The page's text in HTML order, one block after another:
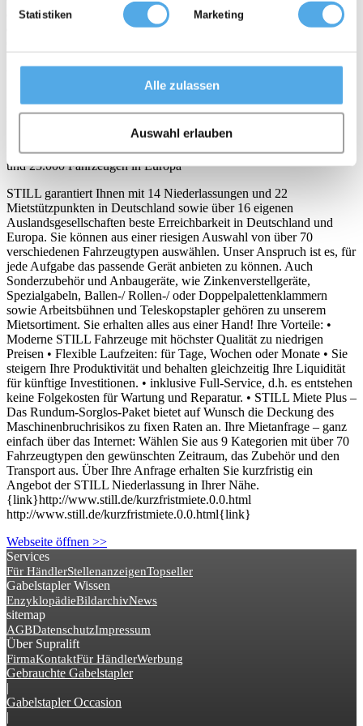
Statistiken Marketing
Alle zulassen
Auswahl erlauben
ein europaweit einheitliches System, das jedes Gebrauchtgerät nach
den Merkmalen Technik, Gewährleistung, Lack (also Optik),
STILL – Mietgeräte, Gebrauchtgeräte, Neugeräte, Service,
Software, Dienstleistungen
Höchste Verfügbarkeit mit über 7.000 Fahrzeugen in Deutschland
und 25.000 Fahrzeugen in Europa
STILL garantiert Ihnen mit 14 Niederlassungen und 22
Mietstützpunkten in Deutschland sowie über 16 eigenen
Auslandsgesellschaften beste Erreichbarkeit in Deutschland und
Europa. Sie können aus einer riesigen Auswahl von über 70
verschiedenen Fahrzeugtypen auswählen. Unser Anspruch ist es, für
jede Aufgabe das passende Gerät anbieten zu können. Auch
Sonderzubehör und Anbaugeräte, wie Zinkenverstellgeräte,
Spezialgabeln, Ballen-/ Rollen-/ oder Doppelpalettenklammern
sowie Arbeitsbühnen und Teleskopstapler gehören zu unserem
Mietsortiment. Sie erhalten alles aus einer Hand! Ihre Vorteile: •
Moderne STILL Fahrzeuge mit höchster Qualität zu niedrigen
Preisen • Flexible Laufzeiten: für Tage, Wochen oder Monate • Sie
steigern Ihre Produktivität und behalten gleichzeitig Ihre Liquidität
für künftige Investitionen. • inklusive Full-Service, d.h. es entstehen
keine Folgekosten für Wartung und Reparatur. • STILL Miete Plus –
Das Rundum-Sorglos-Paket bietet auf Wunsch die Deckung des
Maschinenbruchrisikos zu fixen Raten an. Ihre Mietanfrage – ganz
einfach über das Internet: Wählen Sie aus 9 Kategorien mit über 70
Fahrzeugtypen den gewünschten Zeitraum, das Zubehör und den
Transport aus. Über Ihre Anfrage erhalten Sie kurzfristig ein
Angebot der STILL Niederlassung in Ihrer Nähe.
{link}http://www.still.de/kurzfristmiete.0.0.html
http://www.still.de/kurzfristmiete.0.0.html{link}
Webseite öffnen >>
Services
Für HändlerStellenanzeigenTopseller
Gabelstapler Wissen
EnzyklopädieBildarchivNews
sitemap
AGBDatenschutzImpressum
Über Supralift
FirmaKontaktFür HändlerWerbung
Gebrauchte Gabelstapler
|
Gabelstapler Occasion
|